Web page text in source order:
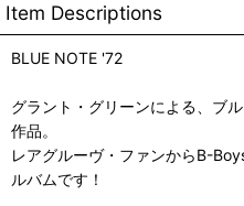
Item Descriptions
BLUE NOTE '72
グラント・グリーンによる、ブ
作品。
レアグルーヴ・ファンからB-
ルバムです！